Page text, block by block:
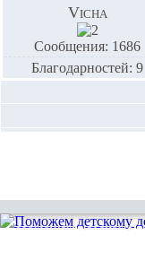
Vicha
Сообщения: 1686
Благодарностей: 9